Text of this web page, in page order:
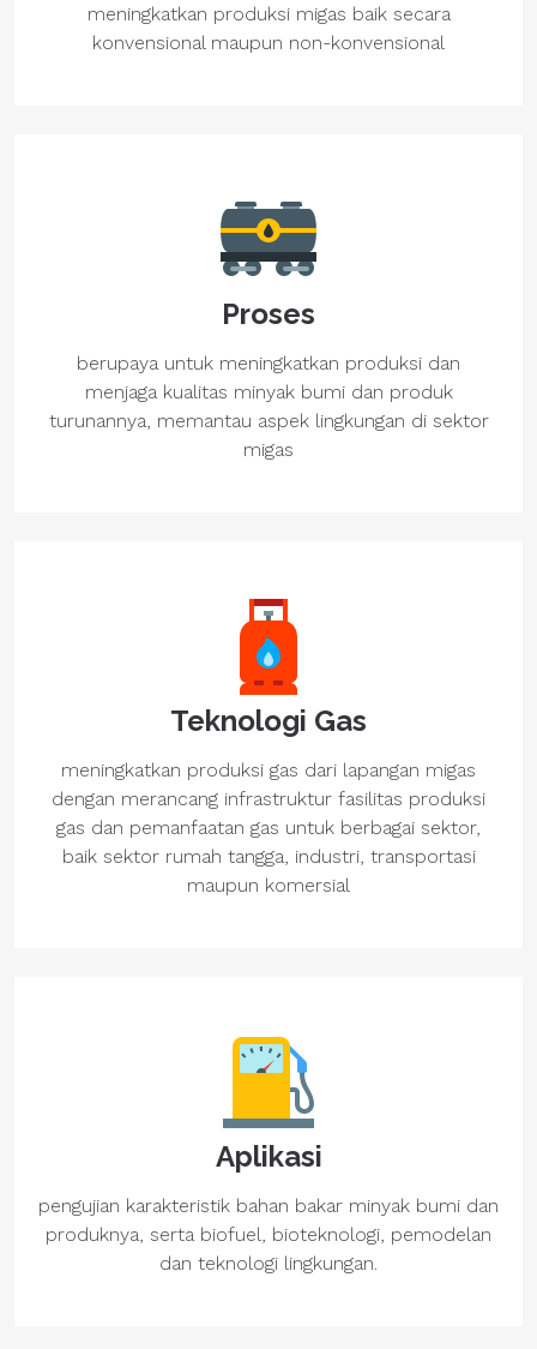
meningkatkan produksi migas baik secara
konvensional maupun non-konvensional
Proses
berupaya untuk meningkatkan produksi dan
menjaga kualitas minyak bumi dan produk
turunannya, memantau aspek lingkungan di sektor
migas
Teknologi Gas
meningkatkan produksi gas dari lapangan migas
dengan merancang infrastruktur fasilitas produksi
gas dan pemanfaatan gas untuk berbagai sektor,
baik sektor rumah tangga, industri, transportasi
maupun komersial
Aplikasi
pengujian karakteristik bahan bakar minyak bumi dan
produknya, serta biofuel, bioteknologi, pemodelan
dan teknologi lingkungan.